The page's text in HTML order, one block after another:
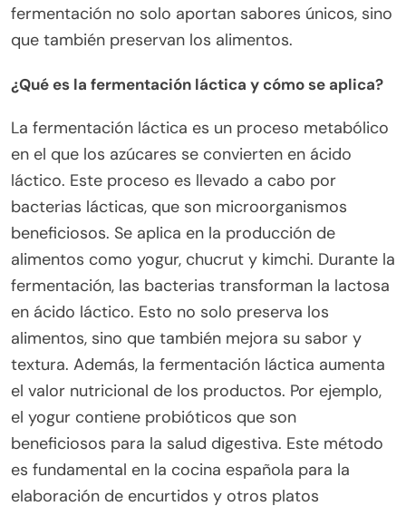
fermentación no solo aportan sabores únicos, sino
que también preservan los alimentos.
¿Qué es la fermentación láctica y cómo se aplica?
La fermentación láctica es un proceso metabólico
en el que los azúcares se convierten en ácido
láctico. Este proceso es llevado a cabo por
bacterias lácticas, que son microorganismos
beneficiosos. Se aplica en la producción de
alimentos como yogur, chucrut y kimchi. Durante la
fermentación, las bacterias transforman la lactosa
en ácido láctico. Esto no solo preserva los
alimentos, sino que también mejora su sabor y
textura. Además, la fermentación láctica aumenta
el valor nutricional de los productos. Por ejemplo,
el yogur contiene probióticos que son
beneficiosos para la salud digestiva. Este método
es fundamental en la cocina española para la
elaboración de encurtidos y otros platos